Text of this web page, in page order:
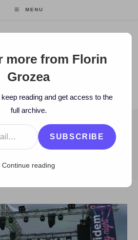
MENU
Grozea
FOUNDER/CEO MOCAPP.
> Istorie > MUSIC: Cât cheltuie pe muzică un
more from Florin
Grozea
reading and get access to the
full archive.
SUBSCRIBE
Continue reading